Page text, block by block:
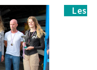
Les